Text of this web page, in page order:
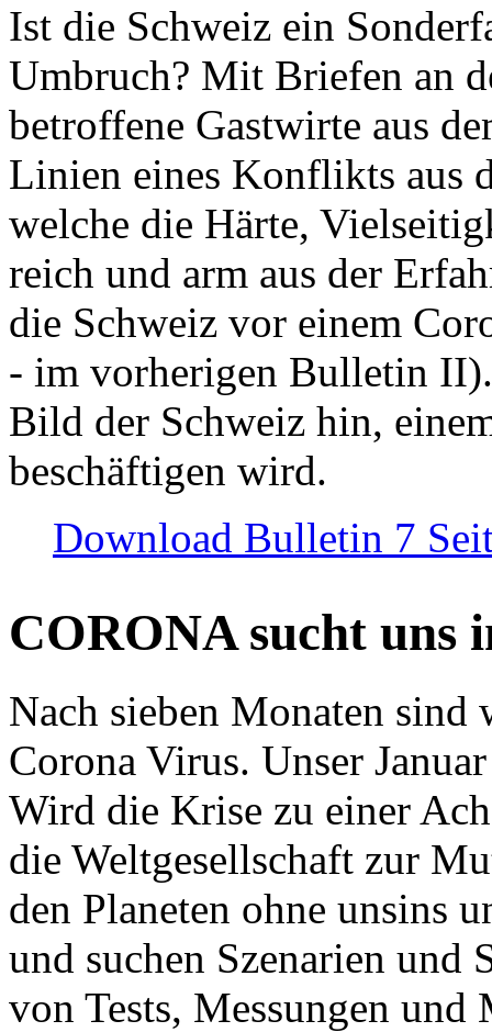
Ist die Schweiz ein
Umbruch? Mit Briefen an
betroffene Gastwirte aus
Linien eines Konflikts aus
welche die Härte,
reich und arm aus der
die Schweiz vor einem
- im vorherigen Bulletin
Bild der Schweiz hin,
beschäftigen wird.
Download Bulletin 7
CORONA sucht uns
Nach sieben Monaten
Corona Virus. Unser
Wird die Krise zu einer
die Weltgesellschaft zur
den Planeten ohne unsins
und suchen Szenarien und
von Tests, Messungen und